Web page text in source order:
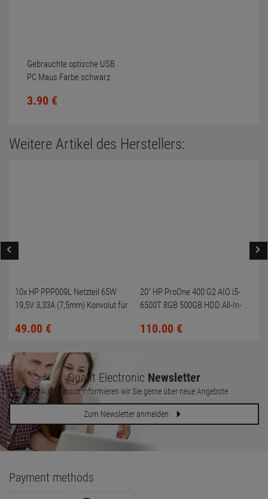
Gebrauchte optische USB
PC Maus Farbe schwarz
3.90 €
Weitere Artikel des Herstellers:
10x HP PPP009L Netzteil 65W
19,5V 3,33A (7,5mm) Konvolut für
49.00 €
20" HP ProOne 400 G2 AIO i5-
6500T 8GB 500GB HDD All-In-
110.00 €
Quant Electronic Newsletter
Auf Wunsch informieren wir Sie gerne über neue Angebote
Zum Newsletter anmelden
Payment methods